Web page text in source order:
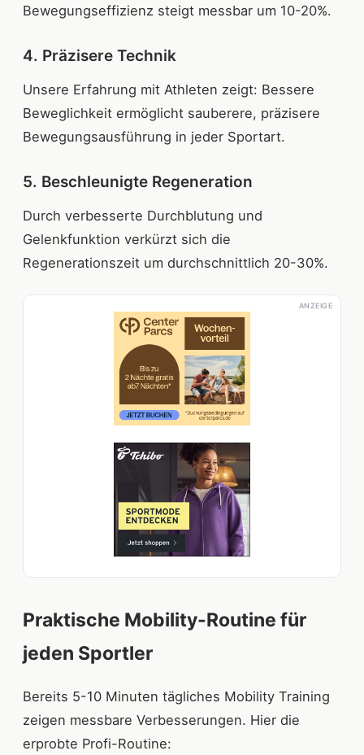
Bewegungseffizienz steigt messbar um 10-20%.
4. Präzisere Technik
Unsere Erfahrung mit Athleten zeigt: Bessere
Beweglichkeit ermöglicht sauberere, präzisere
Bewegungsausführung in jeder Sportart.
5. Beschleunigte Regeneration
Durch verbesserte Durchblutung und
Gelenkfunktion verkürzt sich die
Regenerationszeit um durchschnittlich 20-30%.
ANZEIGE
Praktische Mobility-Routine für
jeden Sportler
Bereits 5-10 Minuten tägliches Mobility Training
zeigen messbare Verbesserungen. Hier die
erprobte Profi-Routine: